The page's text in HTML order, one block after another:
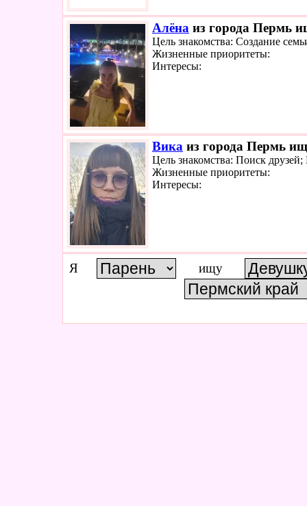
Алёна из города Пермь
Цель знакомства: Создание
Жизненные приоритеты:
Интересы:
Вика из города Пермь
Цель знакомства: Поиск
Жизненные приоритеты:
Интересы:
Я ищу